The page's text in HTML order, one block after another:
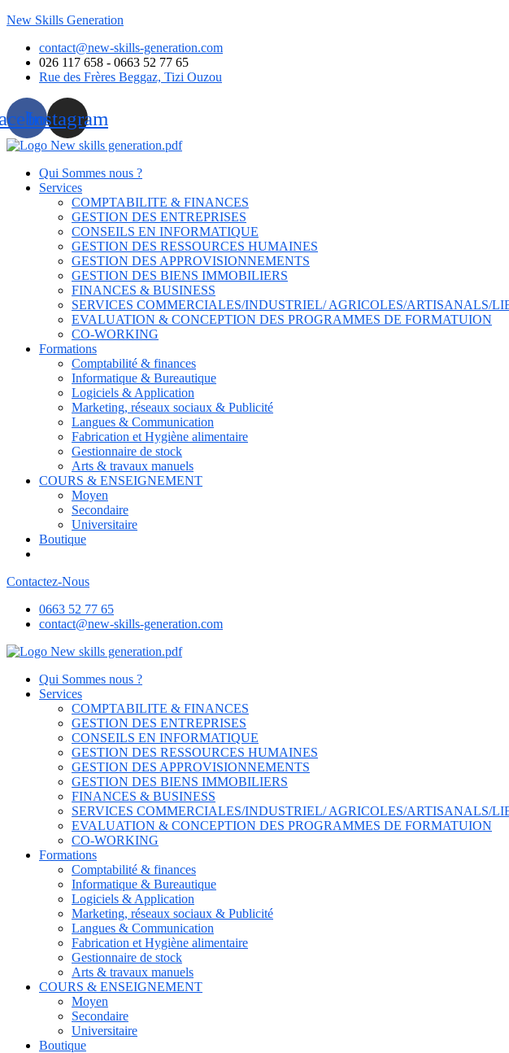
New Skills Generation
contact@new-skills-generation.com
026 117 658 - 0663 52 77 65
Rue des Frères Beggaz, Tizi Ouzou
Instagram
Qui Sommes nous ?
Services
COMPTABILITE & FINANCES
GESTION DES ENTREPRISES
CONSEILS EN INFORMATIQUE
GESTION DES RESSOURCES HUMAINES
GESTION DES APPROVISIONNEMENTS
GESTION DES BIENS IMMOBILIERS
FINANCES & BUSINESS
SERVICES COMMERCIALES/INDUSTRIEL/ AGRICOLES/ARTISANALS/
EVALUATION & CONCEPTION DES PROGRAMMES DE FORMATUION
CO-WORKING
Formations
Comptabilité & finances
Informatique & Bureautique
Logiciels & Application
Marketing, réseaux sociaux & Publicité
Langues & Communication
Fabrication et Hygiène alimentaire
Gestionnaire de stock
Arts & travaux manuels
COURS & ENSEIGNEMENT
Moyen
Secondaire
Universitaire
Boutique
Contactez-Nous
0663 52 77 65
contact@new-skills-generation.com
Qui Sommes nous ?
Services
COMPTABILITE & FINANCES
GESTION DES ENTREPRISES
CONSEILS EN INFORMATIQUE
GESTION DES RESSOURCES HUMAINES
GESTION DES APPROVISIONNEMENTS
GESTION DES BIENS IMMOBILIERS
FINANCES & BUSINESS
SERVICES COMMERCIALES/INDUSTRIEL/ AGRICOLES/ARTISANALS/
EVALUATION & CONCEPTION DES PROGRAMMES DE FORMATUION
CO-WORKING
Formations
Comptabilité & finances
Informatique & Bureautique
Logiciels & Application
Marketing, réseaux sociaux & Publicité
Langues & Communication
Fabrication et Hygiène alimentaire
Gestionnaire de stock
Arts & travaux manuels
COURS & ENSEIGNEMENT
Moyen
Secondaire
Universitaire
Boutique